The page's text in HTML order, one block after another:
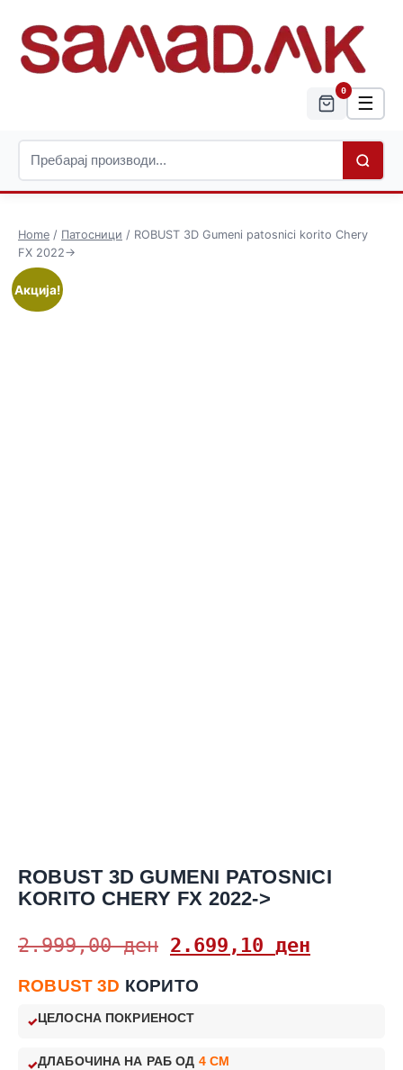
0
☰
Home / Патосници / ROBUST 3D Gumeni patosnici korito Chery
FX 2022->
Акција!
ROBUST 3D GUMENI PATOSNICI
KORITO CHERY FX 2022->
2.999,00ден 2.699,10 ден
ROBUST 3D КОРИТО
ЦЕЛОСНА ПОКРИЕНОСТ
ДЛАБОЧИНА НА РАБ ОД 4 CM